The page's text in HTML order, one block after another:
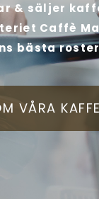
& säljer
Caffè
bästa
VÅRA